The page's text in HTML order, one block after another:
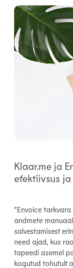
Klaar.me ja
efektiivsus
“Envoice
andmete
salvestamisest
need ajad, kus
tapeedi asemel
kogutud tohutult